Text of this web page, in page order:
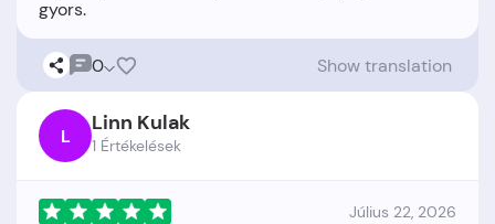
0 Show translation
L Linn Kulak
1 Értékelések
Július 22, 2026